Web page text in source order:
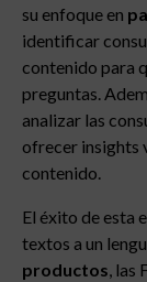
su enfoque en
identificar
contenido para
preguntas.
analizar las
ofrecer insights
contenido.
El éxito de esta
textos a un
productos, las